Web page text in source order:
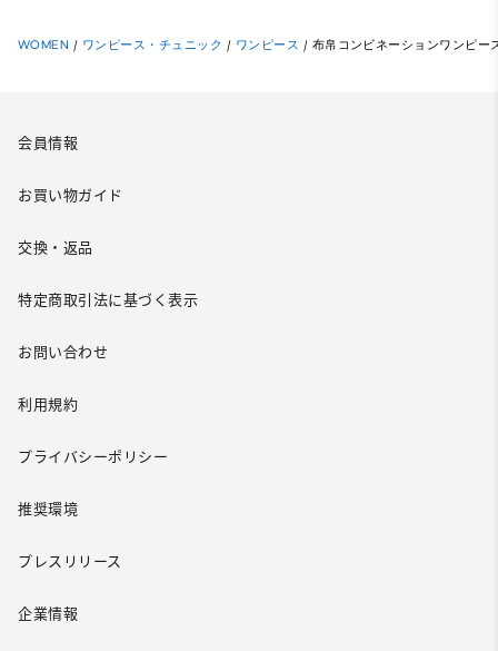
WOMEN / ワンピース・チュニック / ワンピース / 布帛コンビネーションワンピー
会員情報
お買い物ガイド
交換・返品
特定商取引法に基づく表示
お問い合わせ
利用規約
プライバシーポリシー
推奨環境
プレスリリース
企業情報